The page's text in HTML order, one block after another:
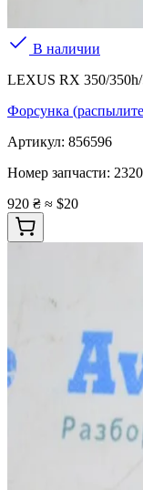
В наличии
LEXUS RX 350/
Форсунка
Артикул: 856596
Номер запчасти:
920 ₴ ≈ $20